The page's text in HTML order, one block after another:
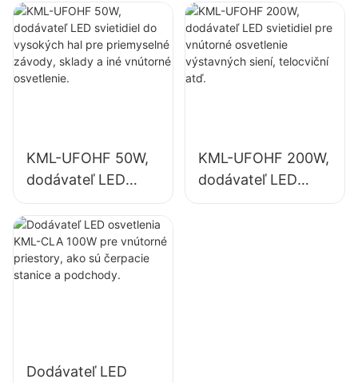
vysokých hal pre
priemyselné
závody, sklady a
iné vnútorné
vnútorné
osvetlenie
priemyselných
závodov, telocviční
KML-UFOHF 50W,
dodávateľ LED
svietidiel do
vysokých hal pre
priemyselné
závody, sklady a
KML-UFOHF 200W,
dodávateľ LED
svietidiel pre
Dodávateľ LED